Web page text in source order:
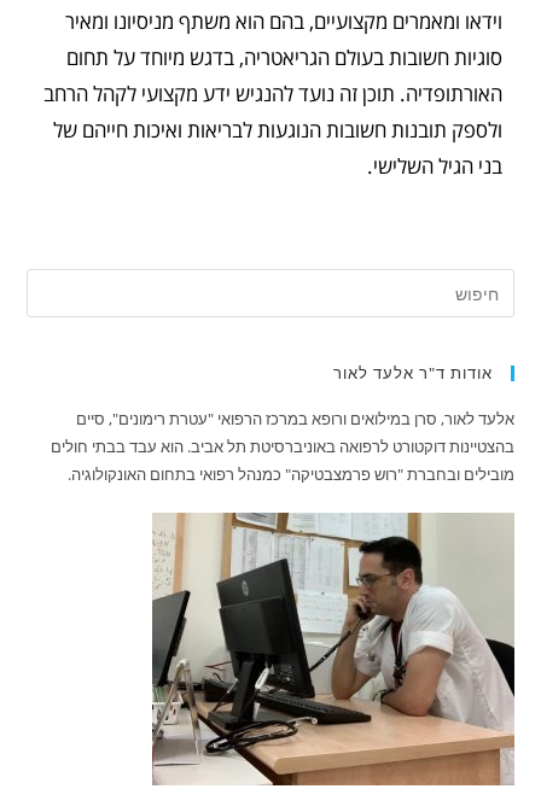
וידאו ומאמרים מקצועיים, בהם הוא משתף מניסיונו ומאיר
סוגיות חשובות בעולם הגריאטריה, בדגש מיוחד על תחום
האורתופדיה. תוכן זה נועד להנגיש ידע מקצועי לקהל הרחב
ולספק תובנות חשובות הנוגעות לבריאות ואיכות חייהם של
בני הגיל השלישי.
אודות ד"ר אלעד לאור
אלעד לאור, סרן במילואים ורופא במרכז הרפואי "עטרת רימונים", סיים
בהצטיינות דוקטורט לרפואה באוניברסיטת תל אביב. הוא עבד בבתי חולים
מובילים ובחברת "רוש פרמצבטיקה" כמנהל רפואי בתחום האונקולוגיה.